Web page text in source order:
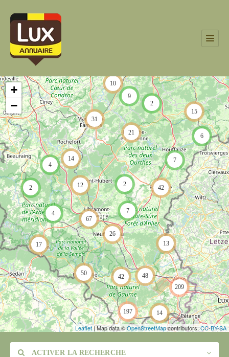
21
7
6
2
15
17
50
2
4
4
12
67
9
10
14
31
2
13
7
42
26
42
197 14
48
209
+
−
Leaflet| Map data ©OpenStreetMapcontributors,CC-BY-SA
ACTIVER LA RECHERCHE